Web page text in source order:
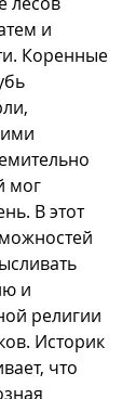
и
Коренные
мог
В этот
и
религии
Историк
что